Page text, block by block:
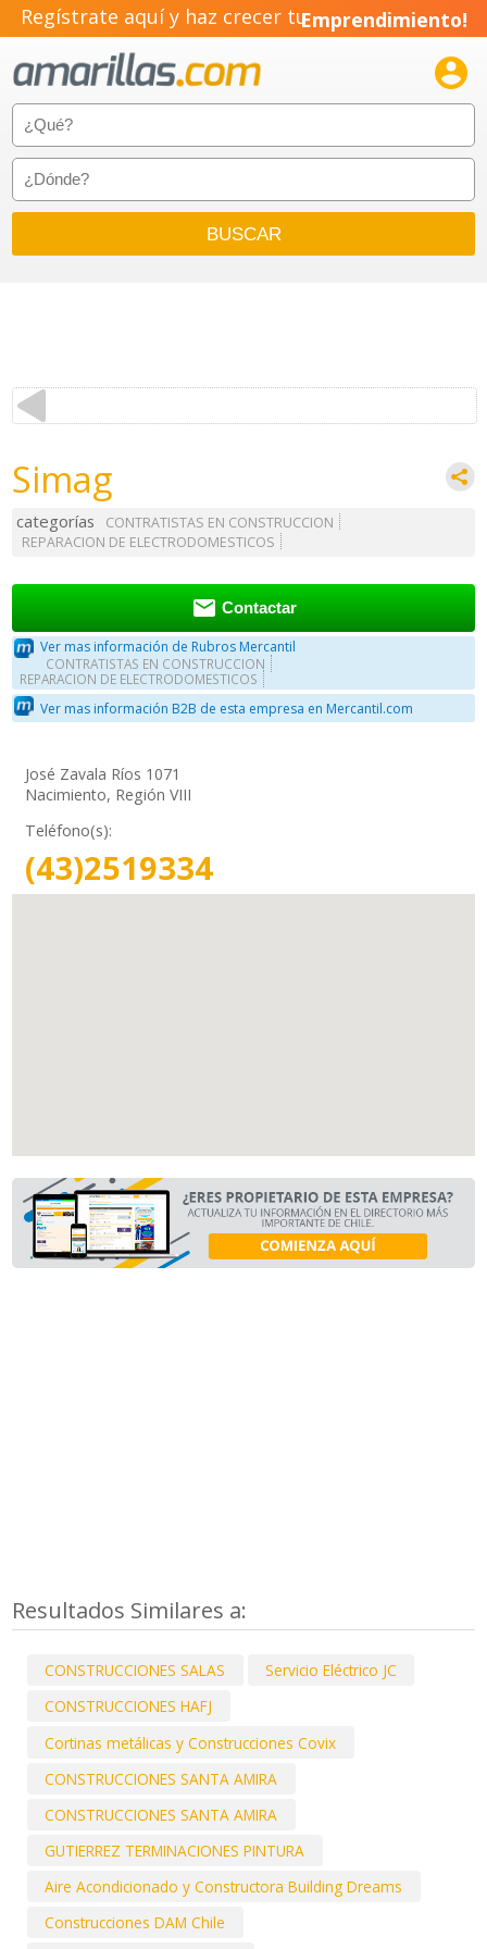
Regístrate aquí y haz crecer tuEmprendimiento!

Simag
categorías
CONTRATISTAS EN CONSTRUCCION
REPARACION DE ELECTRODOMESTICOS
 Contactar
Ver mas información de Rubros Mercantil
CONTRATISTAS EN CONSTRUCCION
REPARACION DE ELECTRODOMESTICOS
Ver mas información B2B de esta empresa en Mercantil.com
José Zavala Ríos 1071
Nacimiento, Región VIII
Teléfono(s):
(43)2519334
Resultados Similares a:
CONSTRUCCIONES SALAS
Servicio Eléctrico JC
CONSTRUCCIONES HAFJ
Cortinas metálicas y Construcciones Covix
CONSTRUCCIONES SANTA AMIRA
CONSTRUCCIONES SANTA AMIRA
GUTIERREZ TERMINACIONES PINTURA
Aire Acondicionado y Constructora Building Dreams
Construcciones DAM Chile